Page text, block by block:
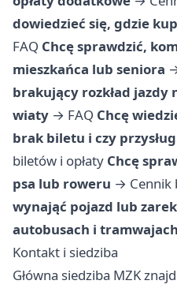
dowiedzieć się, gdzie
FAQ Chcę sprawdzić,
mieszkańca lub seniora
brakujący rozkład
wiaty → FAQ Chcę
brak biletu i czy
biletów i opłaty Chcę
psa lub roweru → Cennik
wynająć pojazd lub
autobusach i tramwajach
Kontakt i siedziba
Główna siedziba MZK